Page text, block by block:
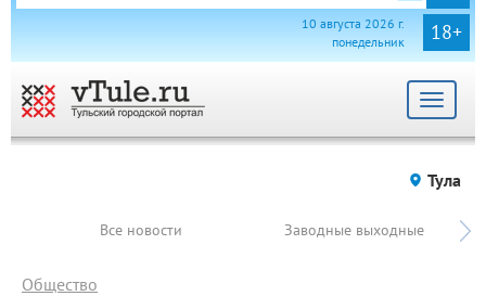
18+
10 августа 2026 г.
понедельник
Toggle
Тула
Все новости Заводные выходные
Общество